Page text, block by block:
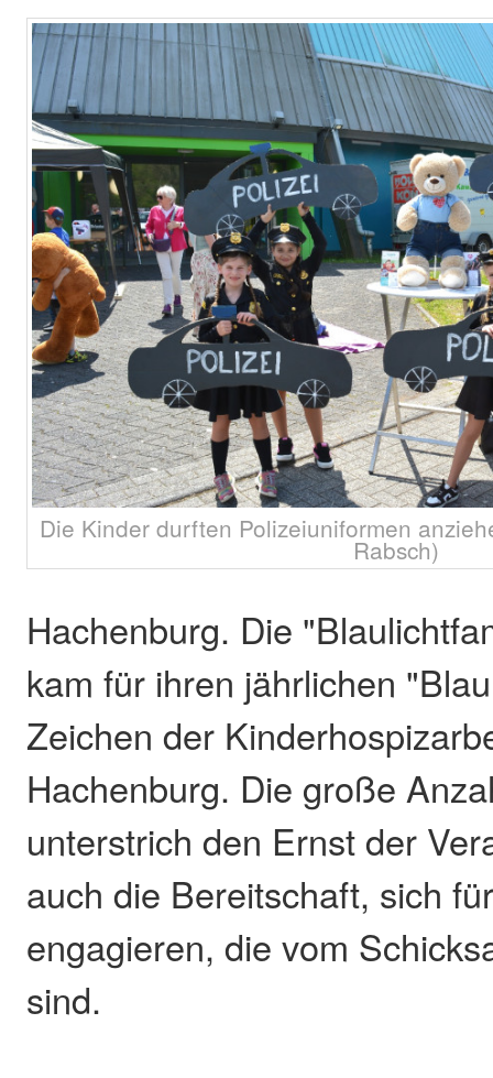
Die Kinder durften Polizeiuniformen
Rabsch)
Hachenburg. Die
kam für ihren jährlichen
Zeichen der
Hachenburg. Die große
unterstrich den Ernst der
auch die Bereitschaft, sich
engagieren, die vom
sind.